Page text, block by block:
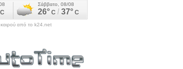
από το k24.net